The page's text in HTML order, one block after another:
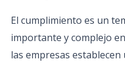
El cumplimiento es un
importante y complejo
las empresas